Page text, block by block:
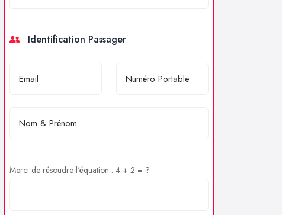
Identification Passager
Merci de résoudre l'équation : 4 + 2 = ?